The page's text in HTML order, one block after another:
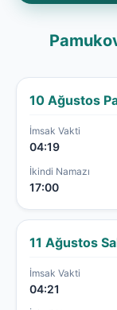
10 Ağustos
İmsak Vakti
04:19
İkindi Namazı
17:00
11 Ağustos
İmsak Vakti
04:21